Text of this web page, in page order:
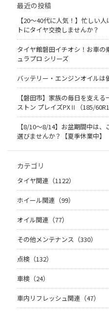
最近の投稿
【20〜40代に人気！】忙しい
トにタイヤ交換しませんか？
タイヤ館磐田イチオシ！お車の
ュラプロ シリーズ
バッテリー・エンジンオイルは
【磐田市】家族の毎日を支え
ストン プレイズPXⅡ（185/
【8/10～8/14】お盆期間中は
選びませんか？【夏季休業中】
カテゴリ
タイヤ関連（1122）
ホイール関連（99）
オイル関連（77）
その他メンテナンス（330）
点検（132）
車検（24）
車内リフレッシュ関連（47）